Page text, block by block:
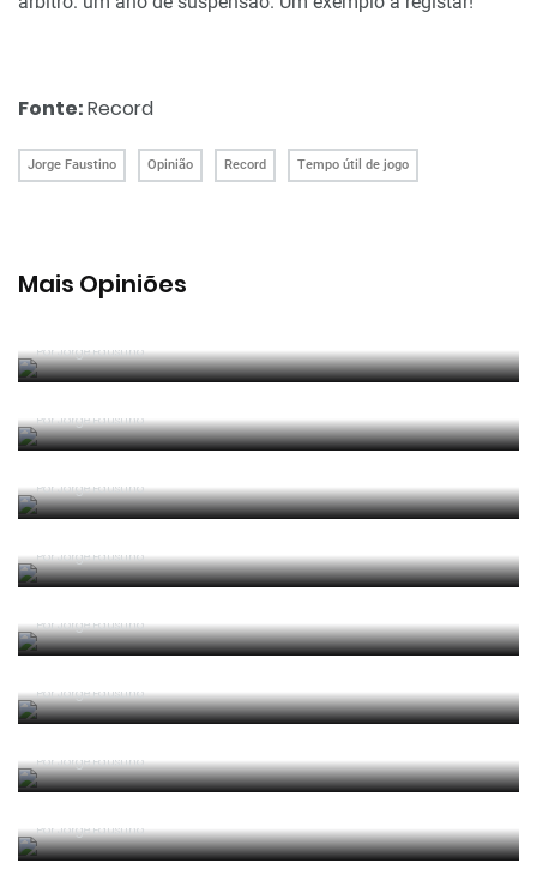
Fonte:Record
Jorge Faustino Opinião Record Tempo útil de jogo
Mais Opiniões
PorJorge Faustino
PorJorge Faustino
PorJorge Faustino
PorJorge Faustino
PorJorge Faustino
PorJorge Faustino
PorJorge Faustino
PorJorge Faustino